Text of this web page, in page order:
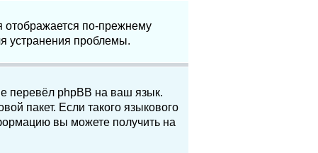
отображается по-прежнему
устранения проблемы.
перевёл phpBB на ваш язык.
пакет. Если такого языкового
вы можете получить на